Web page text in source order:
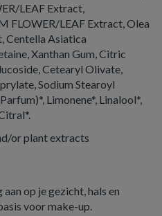
LEAF Extract,
FLOWER/LEAF Extract, Olea
Centella Asiatica
Xanthan Gum, Citric
Cetearyl Olivate,
Sodium Stearoyl
Limonene*, Linalool*,
or plant extracts
op je gezicht, hals en
voor make-up.